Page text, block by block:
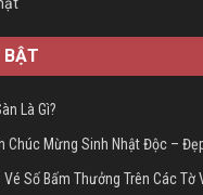
BẬT
Là Gì?
Chúc Mừng Sinh Nhật Độc –
Vé Số Bấm Thưởng Trên Các Tờ